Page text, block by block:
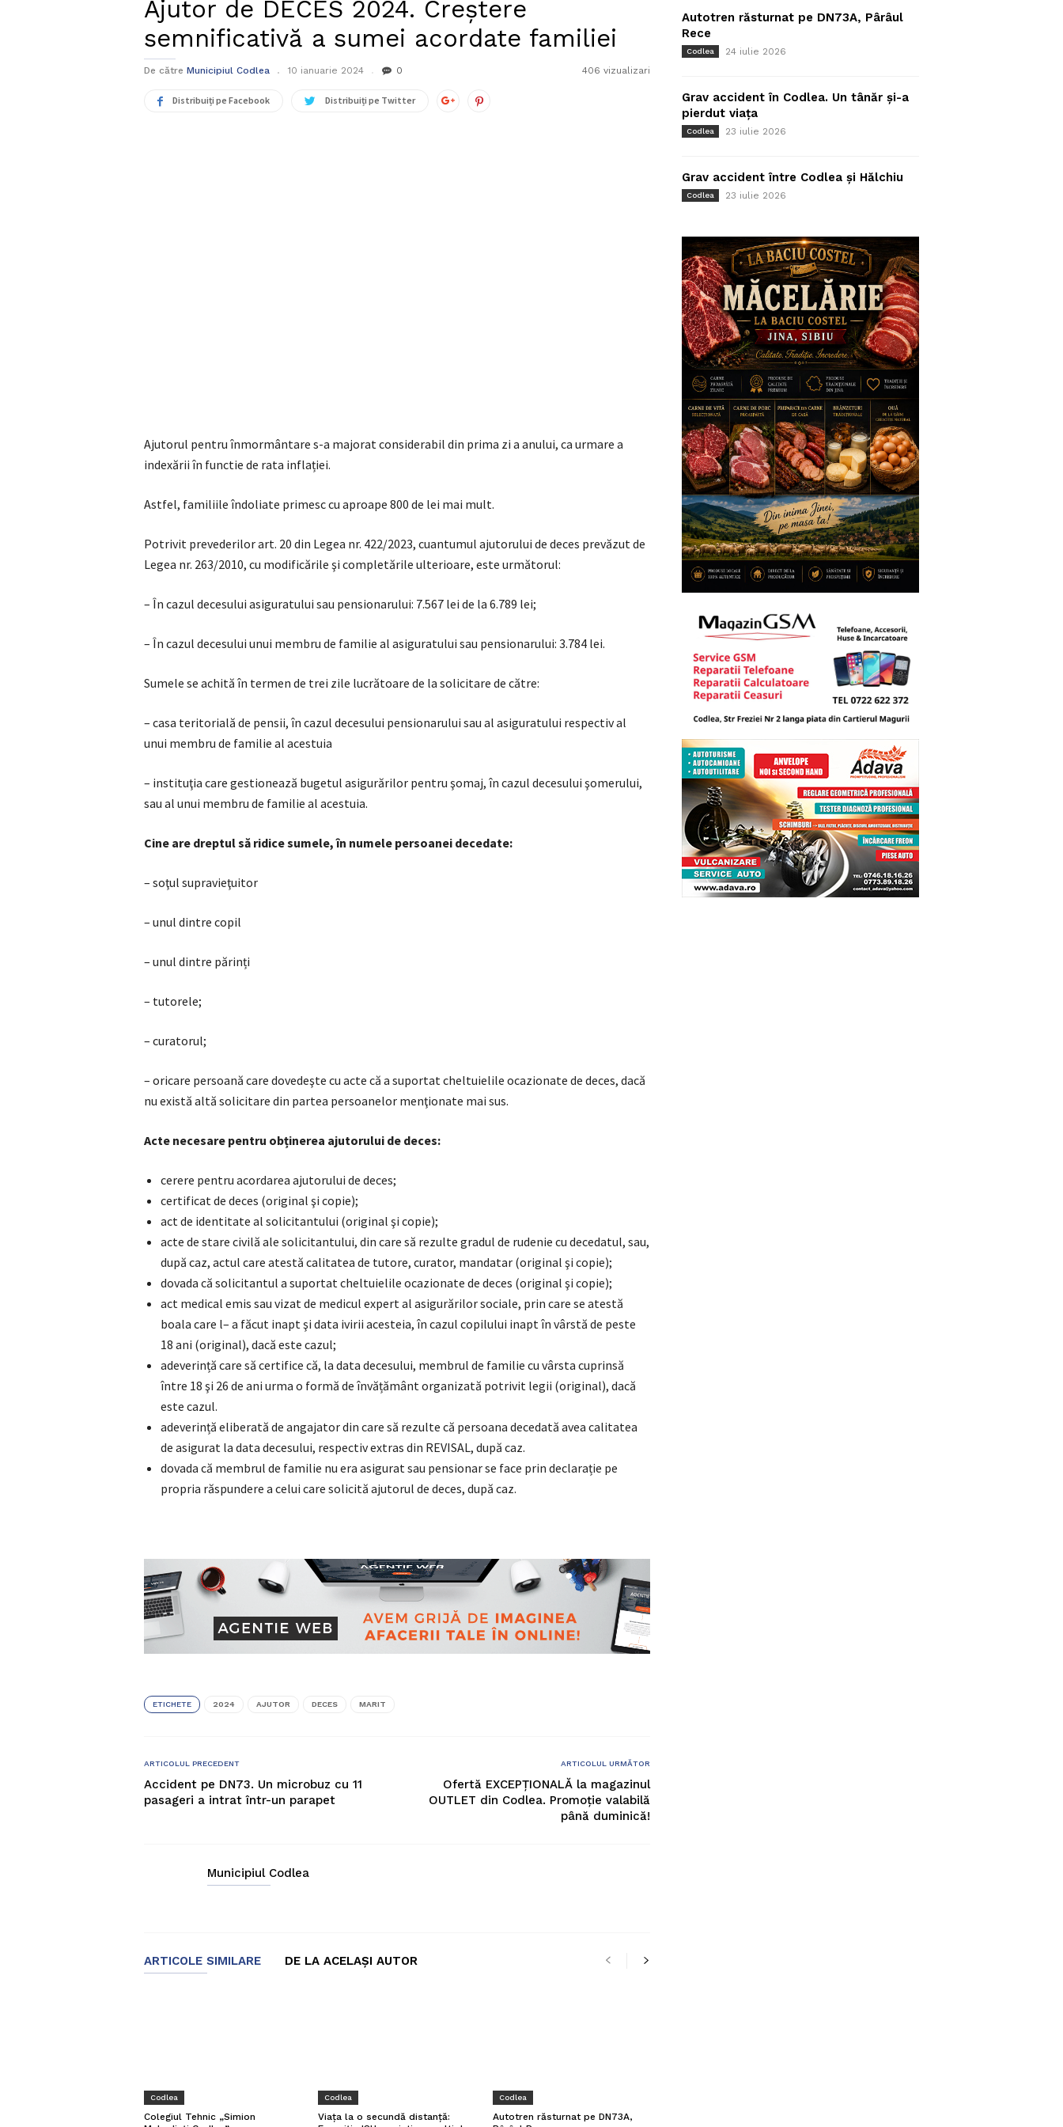
Ajutor de DECES 2024. Creștere
semnificativă a sumei acordate familiei
De către Municipiul Codlea 10 ianuarie 2024 0 406 vizualizari
Distribuiți pe Facebook Distribuiți pe Twitter
Ajutorul pentru înmormântare s-a majorat considerabil din prima zi a anului, ca urmare a
indexării în functie de rata inflației.
Astfel, familiile îndoliate primesc cu aproape 800 de lei mai mult.
Potrivit prevederilor art. 20 din Legea nr. 422/2023, cuantumul ajutorului de deces prevăzut de
Legea nr. 263/2010, cu modificările şi completările ulterioare, este următorul:
– În cazul decesului asiguratului sau pensionarului: 7.567 lei de la 6.789 lei;
– În cazul decesului unui membru de familie al asiguratului sau pensionarului: 3.784 lei.
Sumele se achită în termen de trei zile lucrătoare de la solicitare de către:
– casa teritorială de pensii, în cazul decesului pensionarului sau al asiguratului respectiv al
unui membru de familie al acestuia
– instituţia care gestionează bugetul asigurărilor pentru şomaj, în cazul decesului şomerului,
sau al unui membru de familie al acestuia.
Cine are dreptul să ridice sumele, în numele persoanei decedate:
– soţul supravieţuitor
– unul dintre copil
– unul dintre părinți
– tutorele;
– curatorul;
– oricare persoană care dovedeşte cu acte că a suportat cheltuielile ocazionate de deces, dacă
nu există altă solicitare din partea persoanelor menţionate mai sus.
Acte necesare pentru obținerea ajutorului de deces:
cerere pentru acordarea ajutorului de deces;
certificat de deces (original şi copie);
act de identitate al solicitantului (original şi copie);
acte de stare civilă ale solicitantului, din care să rezulte gradul de rudenie cu decedatul, sau,
după caz, actul care atestă calitatea de tutore, curator, mandatar (original şi copie);
dovada că solicitantul a suportat cheltuielile ocazionate de deces (original şi copie);
act medical emis sau vizat de medicul expert al asigurărilor sociale, prin care se atestă
boala care l– a făcut inapt şi data ivirii acesteia, în cazul copilului inapt în vârstă de peste
18 ani (original), dacă este cazul;
adeverință care să certifice că, la data decesului, membrul de familie cu vârsta cuprinsă
între 18 şi 26 de ani urma o formă de învățământ organizată potrivit legii (original), dacă
este cazul.
adeverință eliberată de angajator din care să rezulte că persoana decedată avea calitatea
de asigurat la data decesului, respectiv extras din REVISAL, după caz.
dovada că membrul de familie nu era asigurat sau pensionar se face prin declarație pe
propria răspundere a celui care solicită ajutorul de deces, după caz.
ETICHETE 2024 AJUTOR DECES MARIT
ARTICOLUL PRECEDENT
Accident pe DN73. Un microbuz cu 11
pasageri a intrat într-un parapet
ARTICOLUL URMĂTOR
Ofertă EXCEPȚIONALĂ la magazinul
OUTLET din Codlea. Promoție valabilă
până duminică!
Municipiul Codlea
ARTICOLE SIMILARE DE LA ACELAȘI AUTOR
Codlea
Colegiul Tehnic „Simion
Codlea
Viața la o secundă distanță:
Codlea
Autotren răsturnat pe DN73A,
Autotren răsturnat pe DN73A, Pârâul
Rece
Codlea 24 iulie 2026
Grav accident în Codlea. Un tânăr și-a
pierdut viața
Codlea 23 iulie 2026
Grav accident între Codlea și Hălchiu
Codlea 23 iulie 2026